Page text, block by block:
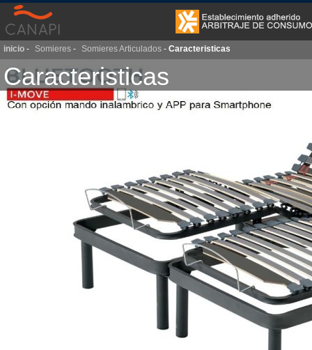
inicio - Somieres - Somieres Articulados - Caracteristicas
Caracteristicas